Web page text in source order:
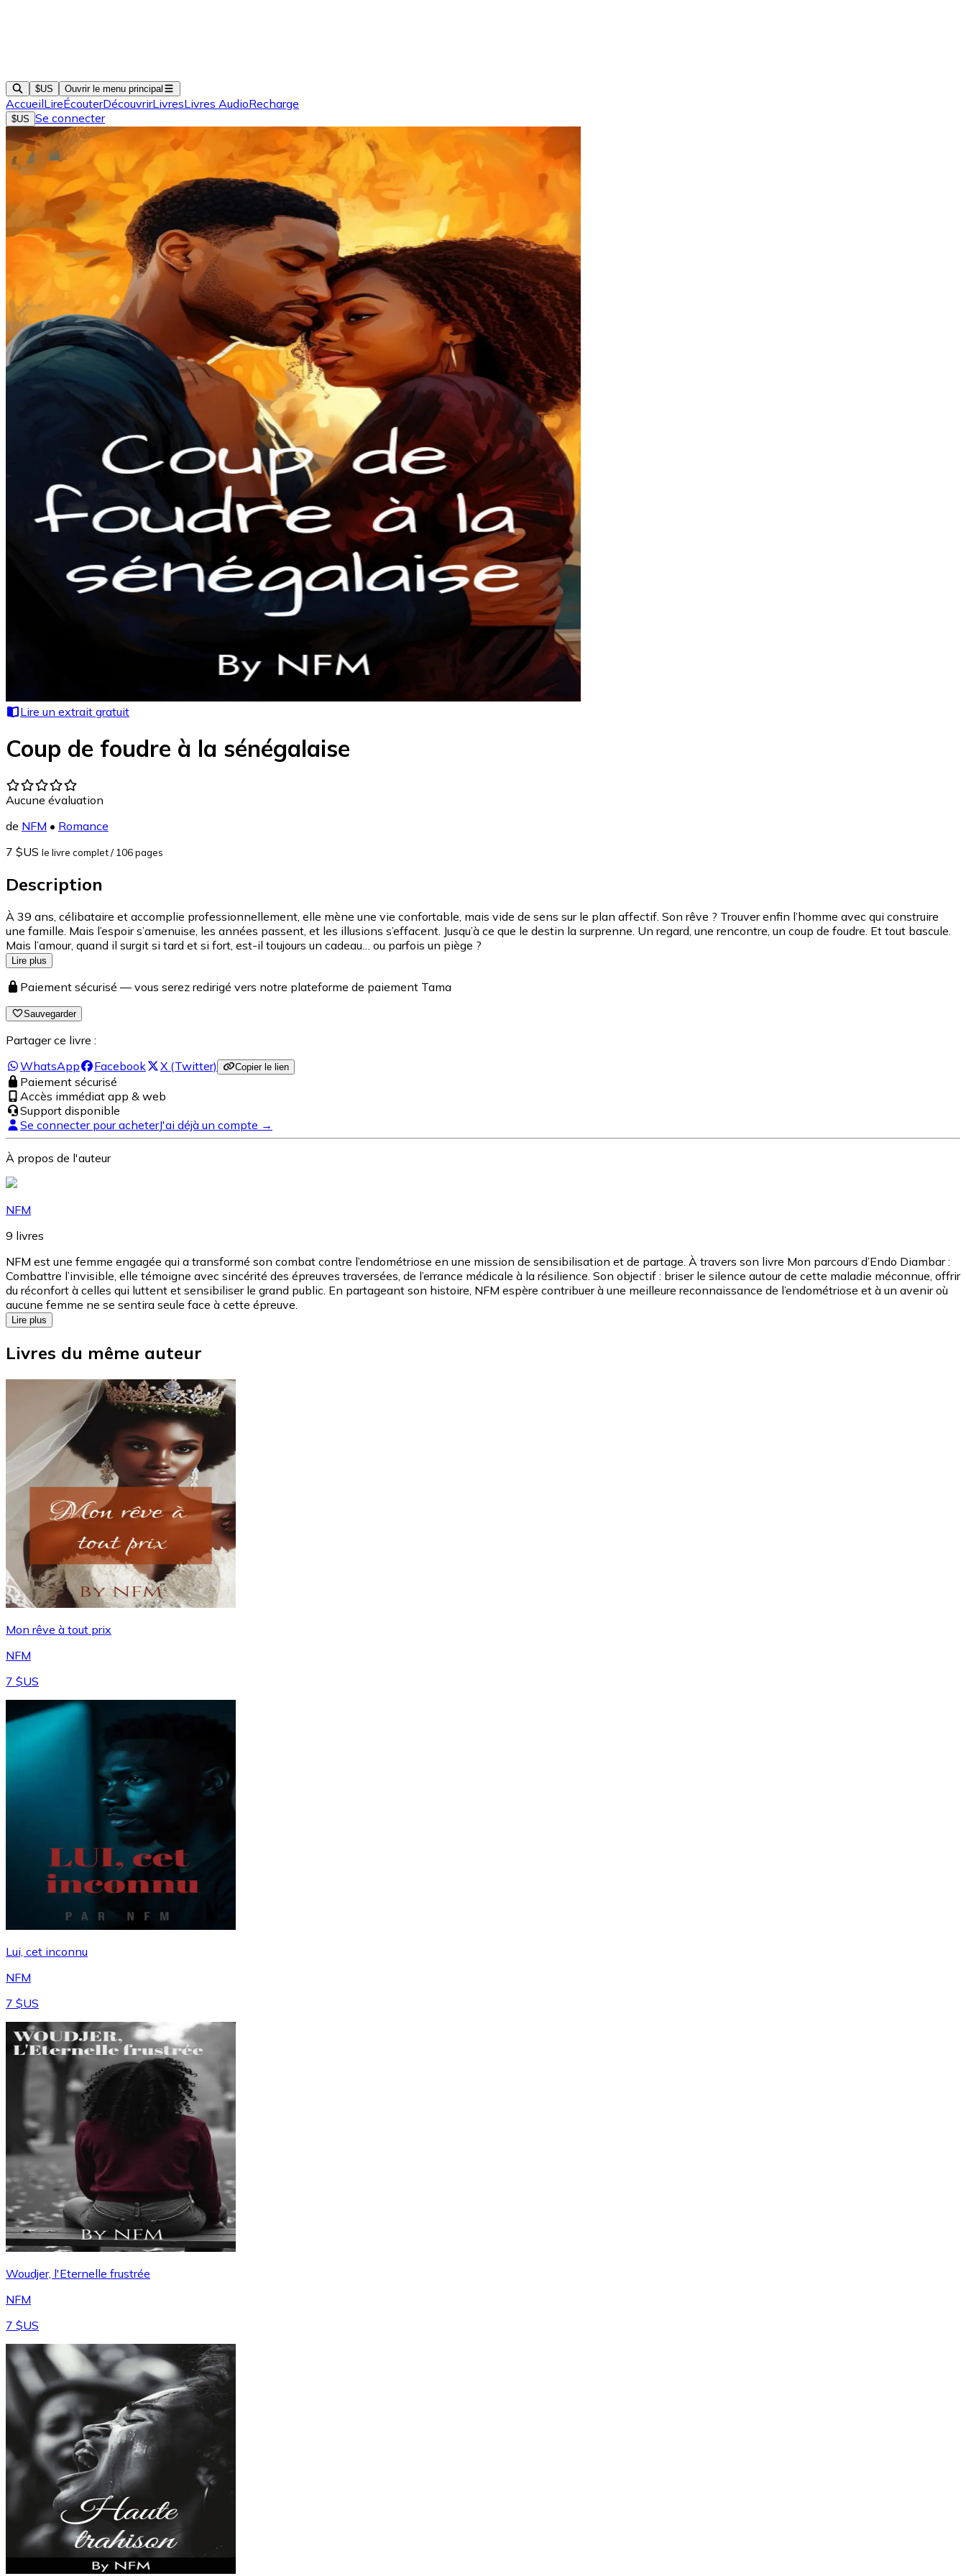
$US Ouvrir le menu principal
AccueilLireÉcouterDécouvrirLivresLivres AudioRecharge
$US Se connecter
Lire un extrait gratuit
Coup de foudre à la sénégalaise
Aucune évaluation
de NFM • Romance
7 $US le livre complet/ 106 pages
Description
À 39 ans, célibataire et accomplie professionnellement, elle mène une vie confortable, mais vide de sens sur le plan affectif. Son rêve ? Trouver enfin l’homme avec qui construire
une famille. Mais l’espoir s’amenuise, les années passent, et les illusions s’effacent. Jusqu’à ce que le destin la surprenne. Un regard, une rencontre, un coup de foudre. Et tout bascule.
Mais l’amour, quand il surgit si tard et si fort, est-il toujours un cadeau… ou parfois un piège ?
Lire plus
Paiement sécurisé — vous serez redirigé vers notre plateforme de paiement Tama
Sauvegarder
Partager ce livre :
WhatsApp
Facebook X (Twitter) Copier le lien
Paiement sécurisé
Accès immédiat app & web
Support disponible
Se connecter pour acheterJ'ai déjà un compte →
À propos de l'auteur
NFM
9 livres
NFM est une femme engagée qui a transformé son combat contre l’endométriose en une mission de sensibilisation et de partage. À travers son livre Mon parcours d’Endo Diambar :
Combattre l’invisible, elle témoigne avec sincérité des épreuves traversées, de l’errance médicale à la résilience. Son objectif : briser le silence autour de cette maladie méconnue, offrir
du réconfort à celles qui luttent et sensibiliser le grand public. En partageant son histoire, NFM espère contribuer à une meilleure reconnaissance de l’endométriose et à un avenir où
aucune femme ne se sentira seule face à cette épreuve.
Lire plus
Livres du même auteur
Mon rêve à tout prix
NFM
7 $US
Lui, cet inconnu
NFM
7 $US
Woudjer, l'Eternelle frustrée
NFM
7 $US